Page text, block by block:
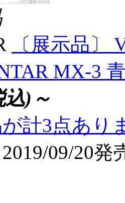
〔展示品〕
MX-3
込)～
計3点あり
09/20発